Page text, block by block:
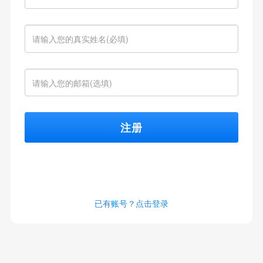
注册
已有账号？点击登录